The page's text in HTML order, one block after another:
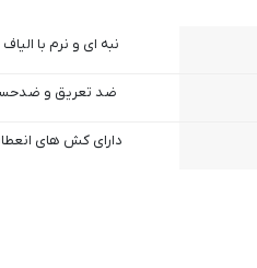
نبه ای و نرم با
ضد تعریق و
دارای کش های